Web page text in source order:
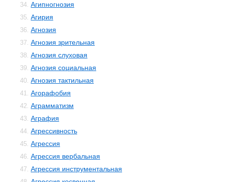
34. Агипногнозия
35. Агирия
36. Агнозия
37. Агнозия зрительная
38. Агнозия слуховая
39. Агнозия социальная
40. Агнозия тактильная
41. Агорафобия
42. Аграмматизм
43. Аграфия
44. Агрессивность
45. Агрессия
46. Агрессия вербальная
47. Агрессия инструментальная